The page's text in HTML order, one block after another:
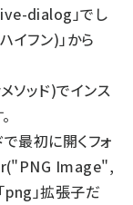
dialog」でし
イフン)」から
ソッド)でインス
最初に開くフォ
Image",
png」拡張子だ